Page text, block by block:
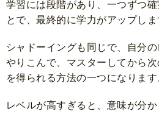
学習には段階があり、一つずつ
とで、最終的に学力がアップしま
シャドーイングも同じで、自分
やりこんで、マスターしてから
を得られる方法の一つになります
レベルが高すぎると、意味が分